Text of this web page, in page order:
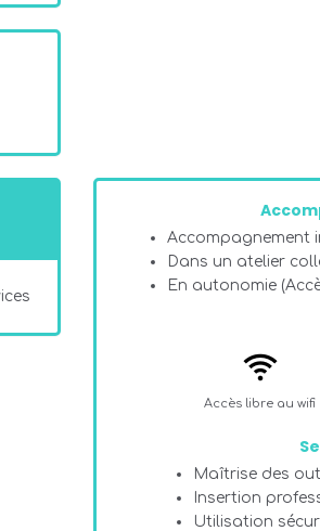
Accompagnement
Dans un atelier
En autonomie
Accès libre au wifi
Maîtrise des
Insertion
Utilisation